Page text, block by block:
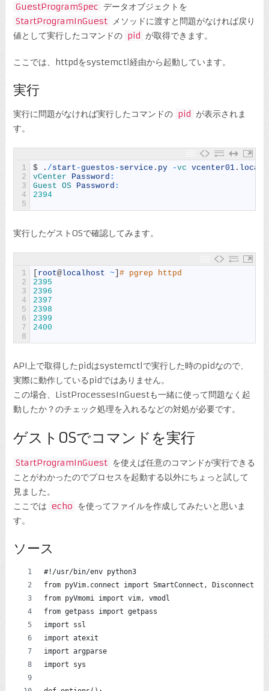
GuestProgramSpec データオブジェクトを
StartProgramInGuest メソッドに渡すと問題がなければ戻り
値として実行したコマンドの pid が取得できます。
ここでは、httpdをsystemctl経由から起動しています。
実行
実行に問題がなければ実行したコマンドの pid が表示されま
す。
1
2
3
4
5
$ . /start - guestos - service . py -vc vcenter01. local
vCenter Password :
Guest OS Password :
2394
実行したゲストOSで確認してみます。
1
2
3
4
5
6
7
8
[ root@localhost ~] # pgrep httpd
2395
2396
2397
2398
2399
2400
API上で取得したpidはsystemctlで実行した時のpidなので、
実際に動作しているpidではありません。
この場合、ListProcessesInGuestも一緒に使って問題なく起
動したか？のチェック処理を入れるなどの対処が必要です。
ゲストOSでコマンドを実行
StartProgramInGuest を使えば任意のコマンドが実行できる
ことがわかったのでプロセスを起動する以外にちょっと試して
見ました。
ここでは echo を使ってファイルを作成してみたいと思いま
す。
ソース
#!/usr/bin/env python3
from pyVim.connect import SmartConnect, Disconnect
from pyVmomi import vim, vmodl
from getpass import getpass
import ssl
import atexit
import argparse
import sys